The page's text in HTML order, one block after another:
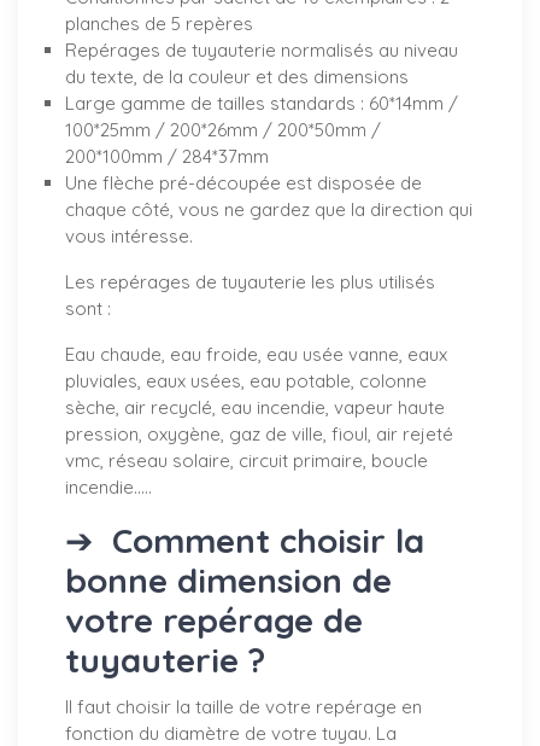
planches de 5 repères
Repérages de tuyauterie normalisés au niveau
du texte, de la couleur et des dimensions
Large gamme de tailles standards : 60*14mm /
100*25mm / 200*26mm / 200*50mm /
200*100mm / 284*37mm
Une flèche pré-découpée est disposée de
chaque côté, vous ne gardez que la direction qui
vous intéresse.
Les repérages de tuyauterie les plus utilisés
sont :
Eau chaude, eau froide, eau usée vanne, eaux
pluviales, eaux usées, eau potable, colonne
sèche, air recyclé, eau incendie, vapeur haute
pression, oxygène, gaz de ville, fioul, air rejeté
vmc, réseau solaire, circuit primaire, boucle
incendie.....
➔ Comment choisir la
bonne dimension de
votre repérage de
tuyauterie ?
Il faut choisir la taille de votre repérage en
fonction du diamètre de votre tuyau. La